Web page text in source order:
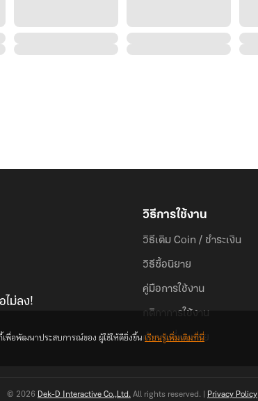
ไม่ลง!
วิธีการใช้งาน
วิธีเติม Coin / ชำระเงิน
วิธีซื้อนิยาย
คู่มือการใช้งาน
กติกาการใช้งาน
คำถามที่พบบ่อย
© 2026 Dek-D Interactive Co.,Ltd. All rights reserved. | Privacy Policy
พื่อพัฒนาประสบการณ์ของ ผู้ใช้ให้ดียิ่งขึ้นเรียนรู้เพิ่มเติมที่นี่